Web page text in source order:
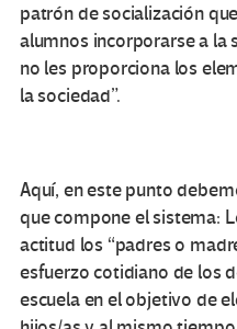
patrón de socialización
alumnos incorporarse a la
no les proporciona los
la sociedad”.
Aquí, en este punto
que compone el sistema:
actitud los “padres o
esfuerzo cotidiano de los
escuela en el objetivo de